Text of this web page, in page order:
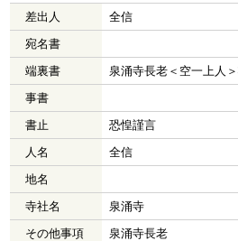
差出人
全信
宛名書
端裏書
泉涌寺長老＜空一上人
事書
書止
恐惶謹言
人名
全信
地名
寺社名
泉涌寺
その他事項
泉涌寺長老